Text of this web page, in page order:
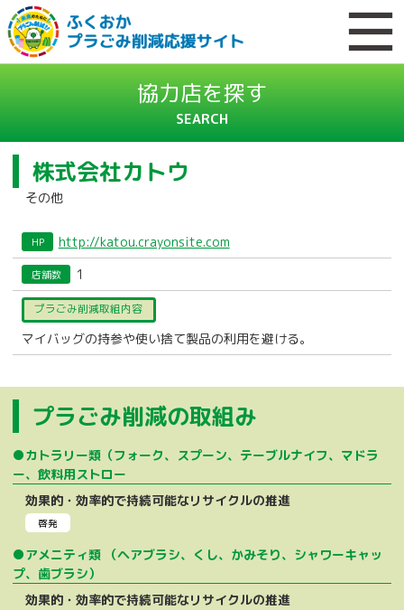
協力店を探す
SEARCH
株式会社カトウ
その他
HP http://katou.crayonsite.com
店舗数 1
プラごみ削減取組内容
マイバッグの持参や使い捨て製品の利用を避ける。
プラごみ削減の取組み
●カトラリー類（フォーク、スプーン、テーブルナイフ、マドラ
ー、飲料用ストロー
効果的・効率的で持続可能なリサイクルの推進
啓発
●アメニティ類 （ヘアブラシ、くし、かみそり、シャワーキャッ
プ、歯ブラシ）
効果的・効率的で持続可能なリサイクルの推進